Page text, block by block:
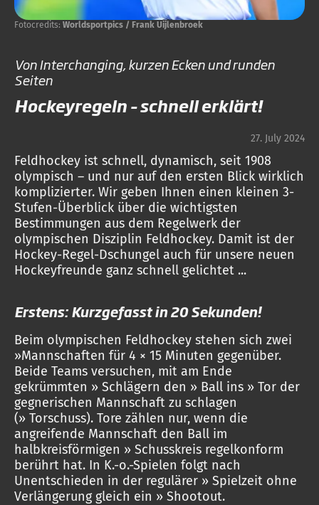
Fotocredits: Worldsportpics / Frank Uijlenbroek
Von Interchanging, kurzen Ecken und runden
Seiten
Hockeyregeln – schnell erklärt!
27. July 2024
Feldhockey ist schnell, dynamisch, seit 1908
olympisch – und nur auf den ersten Blick wirklich
komplizierter. Wir geben Ihnen einen kleinen 3-
Stufen-Überblick über die wichtigsten
Bestimmungen aus dem Regelwerk der
olympischen Disziplin Feldhockey. Damit ist der
Hockey-Regel-Dschungel auch für unsere neuen
Hockeyfreunde ganz schnell gelichtet ...
Erstens: Kurzgefasst in 20 Sekunden!
Beim olympischen Feldhockey stehen sich zwei
»Mannschaften für 4 × 15 Minuten gegenüber.
Beide Teams versuchen, mit am Ende
gekrümmten » Schlägern den » Ball ins » Tor der
gegnerischen Mannschaft zu schlagen
(» Torschuss). Tore zählen nur, wenn die
angreifende Mannschaft den Ball im
halbkreisförmigen » Schusskreis regelkonform
berührt hat. In K.-o.-Spielen folgt nach
Unentschieden in der regulärer » Spielzeit ohne
Verlängerung gleich ein » Shootout.